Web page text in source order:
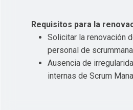
Requisitos para la
Solicitar la renovación
personal de
Ausencia de
internas de Scrum